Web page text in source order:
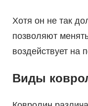
Хотя он не так
позволяют
воздействует на
Виды